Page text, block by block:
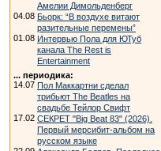
Амелии Димольденберг
04.08 Бьорк: “В воздухе витают
разительные перемены”
01.08 Интервью Пола для ЮТуб
канала The Rest is
Entertainment
... периодика:
14.07 Пол Маккартни сделал
трибьют The Beatles на
свадьбе Тейлор Свифт
17.02 СЕКРЕТ "Big Beat 83" (2026).
Первый мерсибит-альбом на
русском языке